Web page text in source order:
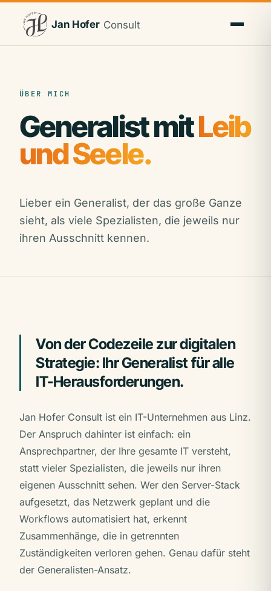
Jan Hofer Consult
ÜBER MICH
Generalist mitLeib
und Seele.
Lieber ein Generalist, der das große Ganze
sieht, als viele Spezialisten, die jeweils nur
ihren Ausschnitt kennen.
Von der Codezeile zur digitalen
Strategie: Ihr Generalist für alle
IT-Herausforderungen.
Jan Hofer Consult ist ein IT-Unternehmen aus Linz.
Der Anspruch dahinter ist einfach: ein
Ansprechpartner, der Ihre gesamte IT versteht,
statt vieler Spezialisten, die jeweils nur ihren
eigenen Ausschnitt sehen. Wer den Server-Stack
aufgesetzt, das Netzwerk geplant und die
Workflows automatisiert hat, erkennt
Zusammenhänge, die in getrennten
Zuständigkeiten verloren gehen. Genau dafür steht
der Generalisten-Ansatz.